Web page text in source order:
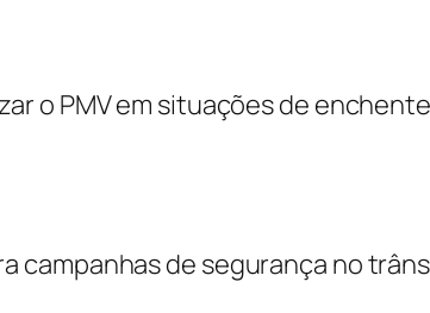
o PMV em situações de
campanhas de segurança no